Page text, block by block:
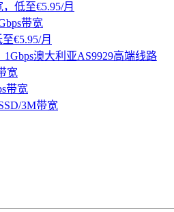
低至€5.95/月
带宽
€5.95/月
澳大利亚AS9929高端线路
宽
带宽
3M带宽